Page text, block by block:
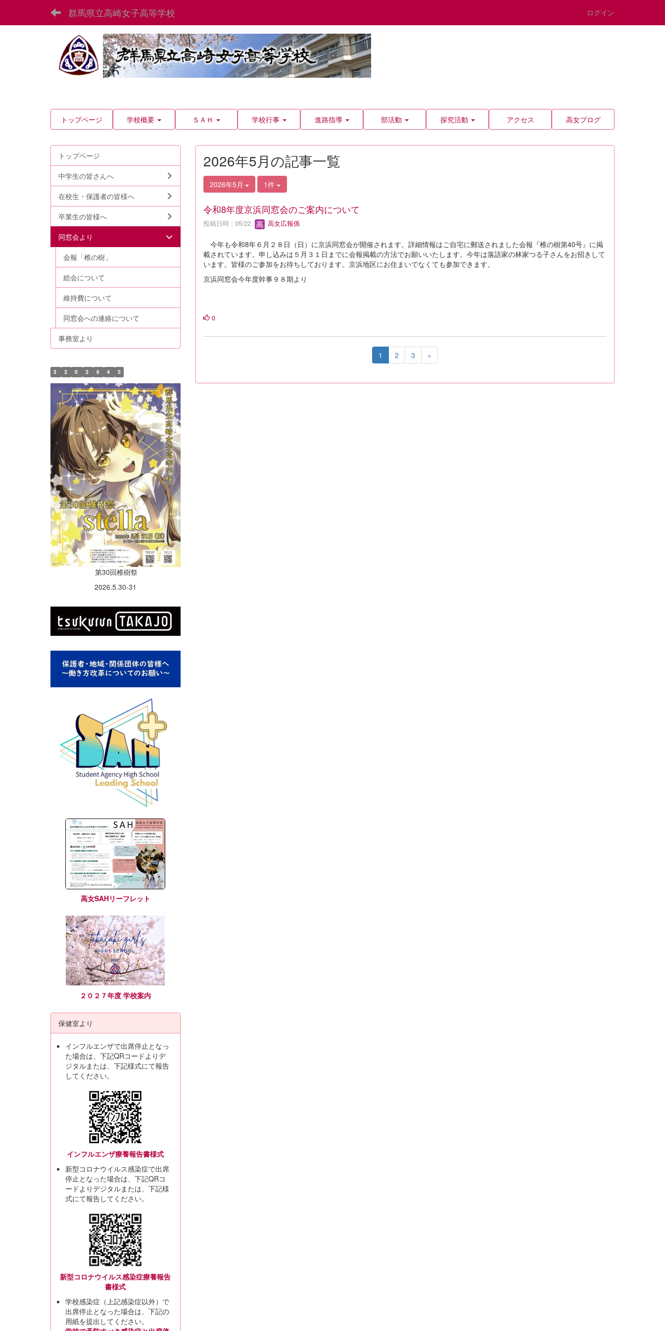
群馬県立高崎女子高等学校 ログイン
トップページ 学校概要 ＳＡＨ 学校行事 進路指導 部活動 探究活動 アクセス 高女ブログ
2026年5月の記事一覧
2026年5月 1件
令和8年度京浜同窓会のご案内について
投稿日時 : 05/22 高女広報係
今年も令和8年６月２８日（日）に京浜同窓会が開催されます。詳細情報はご自宅に郵送されました会報『椎の樹第40号』に掲
載されています。申し込みは５月３１日までに会報掲載の方法でお願いいたします。今年は落語家の林家つる子さんをお招きして
います。皆様のご参加をお待ちしております。京浜地区にお住まいでなくても参加できます。
京浜同窓会今年度幹事９８期より
0
1 2 3 »
トップページ
中学生の皆さんへ
在校生・保護者の皆様へ
卒業生の皆様へ
同窓会より
会報「椎の樹」
総会について
維持費について
同窓会への連絡について
事務室より
3 2 0 2 6 4 5
第30回椎樹祭
2026.5.30-31
高女SAHリーフレット
２０２７年度 学校案内
保健室より
インフルエンザで出席停止となっ
た場合は、下記QRコードよりデ
ジタルまたは、下記様式にて報告
してください。
インフルエンザ療養報告書様式
新型コロナウイルス感染症で出席
停止となった場合は、下記QRコ
ードよりデジタルまたは、下記様
式にて報告してください。
新型コロナウイルス感染症療養報告
書様式
学校感染症（上記感染症以外）で
出席停止となった場合は、下記の
用紙を提出してください。